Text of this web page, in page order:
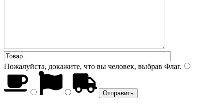
Пожалуйста, докажите, что вы человек, выбрав Флаг.